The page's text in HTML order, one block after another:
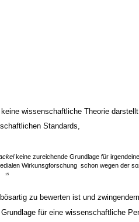
wissenschaftliche Theorie
Standards,
keine zureichende Grundlage für
Wirkunsgforschung ­ schon wegen der
15
zu bewerten ist und
für eine wissenschaftliche